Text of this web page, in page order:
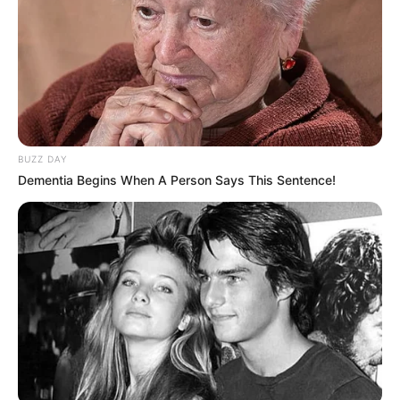
Air putih memang sangat baik untuk kesehatan tubuh dan kulit.
Tidak hanya itu, untuk kamu yang memiliki perut buncit memang
lebih disarankan untuk mengonsumsi air putih yang banyak,
namun tidak berlebihan.
Air putih akan meningkatkan metabolisme sehingga berat badan
akan menurun. Air putih juga bisa mengurangi sembelit sehingga
perut akan lebih lega dan lebih ramping.
3. Olahraga
BUZZ DAY
Dementia Begins When A Person Says This Sentence!